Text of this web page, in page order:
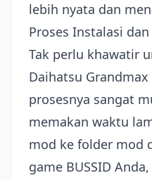
lebih nyata dan
Proses Instalasi
Tak perlu khawatir
Daihatsu
prosesnya sangat
memakan waktu
mod ke folder mod
game BUSSID